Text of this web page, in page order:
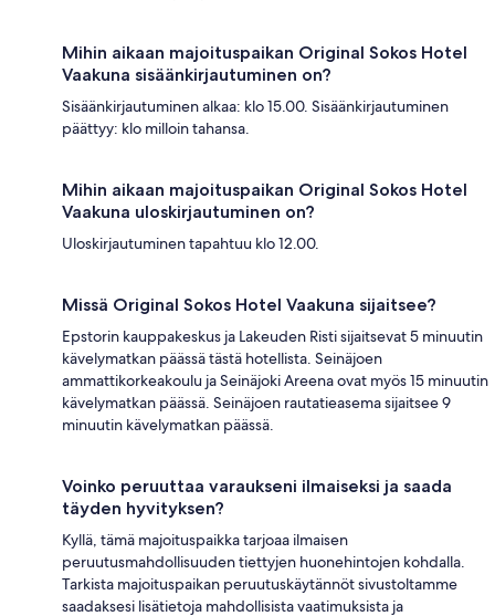
Mihin aikaan majoituspaikan Original Sokos Hotel
Vaakuna sisäänkirjautuminen on?
Sisäänkirjautuminen alkaa: klo 15.00. Sisäänkirjautuminen
päättyy: klo milloin tahansa.
Mihin aikaan majoituspaikan Original Sokos Hotel
Vaakuna uloskirjautuminen on?
Uloskirjautuminen tapahtuu klo 12.00.
Missä Original Sokos Hotel Vaakuna sijaitsee?
Epstorin kauppakeskus ja Lakeuden Risti sijaitsevat 5 minuutin
kävelymatkan päässä tästä hotellista. Seinäjoen
ammattikorkeakoulu ja Seinäjoki Areena ovat myös 15 minuutin
kävelymatkan päässä. Seinäjoen rautatieasema sijaitsee 9
minuutin kävelymatkan päässä.
Voinko peruuttaa varaukseni ilmaiseksi ja saada
täyden hyvityksen?
Kyllä, tämä majoituspaikka tarjoaa ilmaisen
peruutusmahdollisuuden tiettyjen huonehintojen kohdalla.
Tarkista majoituspaikan peruutuskäytännöt sivustoltamme
saadaksesi lisätietoja mahdollisista vaatimuksista ja